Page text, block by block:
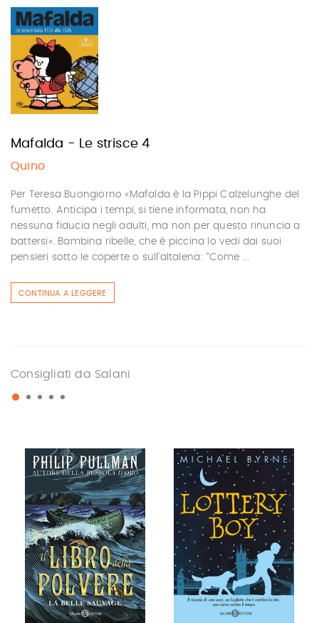
Mafalda - Le strisce 4
Quino
Per Teresa Buongiorno «Mafalda è la Pippi Calzelunghe del
fumetto. Anticipa i tempi, si tiene informata, non ha
nessuna fiducia negli adulti, ma non per questo rinuncia a
battersi». Bambina ribelle, che è piccina lo vedi dai suoi
pensieri sotto le coperte o sull’altalena: “Come ...
CONTINUA A LEGGERE
Consigliati da Salani